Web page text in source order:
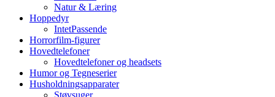
Natur & Læring
Hoppedyr
IntetPassende
Horrorfilm-figurer
Hovedtelefoner
Hovedtelefoner og headsets
Humor og Tegneserier
Husholdningsapparater
Støvsuger